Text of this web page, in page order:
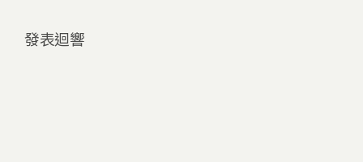
發表迴響